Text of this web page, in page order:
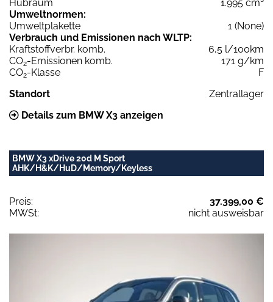
Hubraum
1.995 cm³
Umweltnormen:
Umweltplakette
1 (None)
Verbrauch und Emissionen nach WLTP:
Kraftstoffverbr. komb.
6,5 l/100km
CO2-Emissionen komb.
171 g/km
CO2-Klasse
F
Standort
Zentrallager
Details zum BMW X3 anzeigen
BMW X3 xDrive 20d M Sport
AHK/H&K/HuD/Memory/Keyless
Preis:
37.399,00 €
MWSt:
nicht ausweisbar